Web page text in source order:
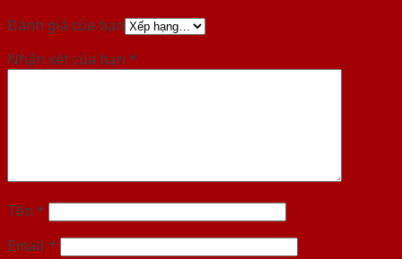
Đánh giá của bạn
Nhận xét của bạn *
Tên *
Email *